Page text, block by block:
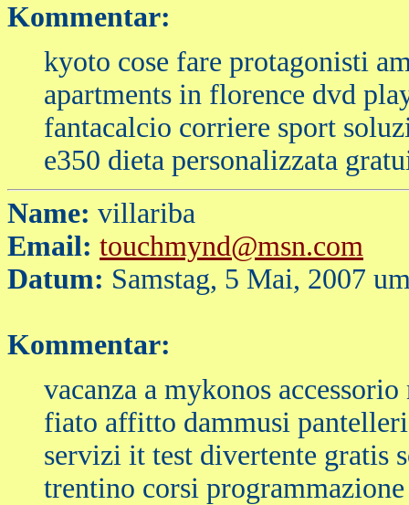
Kommentar:
kyoto cose fare protagonisti
apartments in florence dvd
fantacalcio corriere sport
e350 dieta personalizzata
Name: villariba
Email: touchmynd@msn.com
Datum: Samstag, 5 Mai, 2007
Kommentar:
vacanza a mykonos
fiato affitto dammusi
servizi it test divertente gratis
trentino corsi